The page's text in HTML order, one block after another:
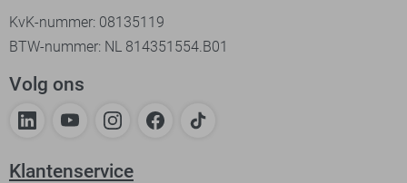
KvK-nummer: 08135119
BTW-nummer: NL 814351554.B01
Volg ons
Klantenservice